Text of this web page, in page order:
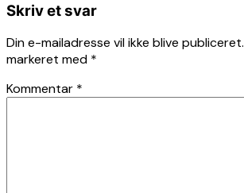
Skriv et svar
Din e-mailadresse vil ikke blive publiceret.
markeret med *
Kommentar *